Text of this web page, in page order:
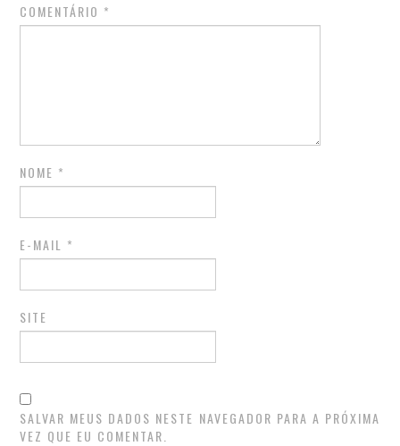
COMENTÁRIO *
NOME *
E-MAIL *
SITE
SALVAR MEUS DADOS NESTE NAVEGADOR PARA A PRÓXIMA
VEZ QUE EU COMENTAR.